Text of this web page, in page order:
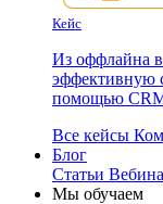
Кейс
Из оффлайна в
эффективную
помощью
Все кейсы
Блог
Статьи
Мы обучаем